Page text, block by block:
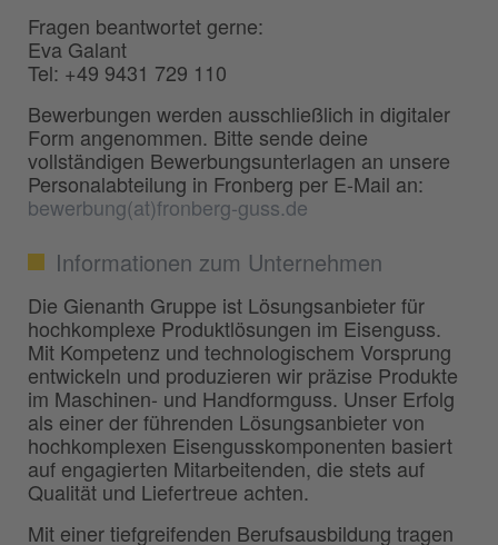
Fragen beantwortet gerne:
Eva Galant
Tel: +49 9431 729 110
Bewerbungen werden ausschließlich in digitaler
Form angenommen. Bitte sende deine
vollständigen Bewerbungsunterlagen an unsere
Personalabteilung in Fronberg per E-Mail an:
bewerbung(at)fronberg-guss.de
Informationen zum Unternehmen
Die Gienanth Gruppe ist Lösungsanbieter für
hochkomplexe Produktlösungen im Eisenguss.
Mit Kompetenz und technologischem Vorsprung
entwickeln und produzieren wir präzise Produkte
im Maschinen- und Handformguss. Unser Erfolg
als einer der führenden Lösungsanbieter von
hochkomplexen Eisengusskomponenten basiert
auf engagierten Mitarbeitenden, die stets auf
Qualität und Liefertreue achten.
Mit einer tiefgreifenden Berufsausbildung tragen